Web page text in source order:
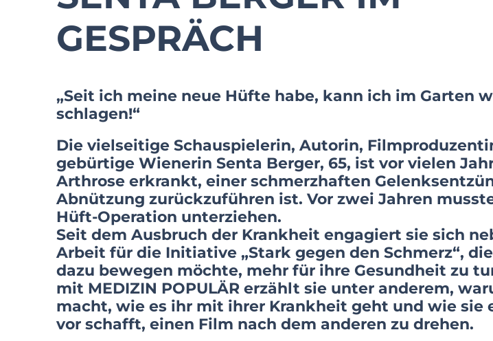
GESPRÄCH
„Seit ich meine neue Hüfte habe, kann ich im Garten
schlagen!“
Die vielseitige Schauspielerin, Autorin,
gebürtige Wienerin Senta Berger, 65, ist vor vielen
Arthrose erkrankt, einer schmerzhaften
Abnützung zurückzuführen ist. Vor zwei Jahren
Hüft-Operation unterziehen.
Seit dem Ausbruch der Krankheit engagiert sie sich
Arbeit für die Initiative „Stark gegen den Schmerz“,
dazu bewegen möchte, mehr für ihre Gesundheit zu
mit MEDIZIN POPULÄR erzählt sie unter anderem,
macht, wie es ihr mit ihrer Krankheit geht und wie sie
vor schafft, einen Film nach dem anderen zu drehen.